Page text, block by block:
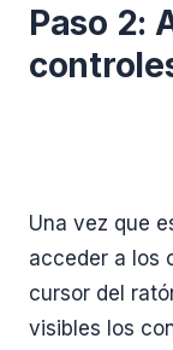
Paso 2:
Una vez que
acceder a los
cursor del
visibles los